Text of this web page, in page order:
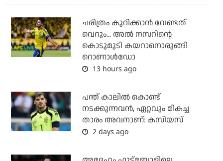
ചരിത്രം കുറിക്കാന്‍ വേണ്ടത്
വെറും... അല്‍ നസറിന്റെ
കൊടുമുടി കയറാനൊരുങ്ങി
റൊണാള്‍ഡോ
13 hours ago
പന്ത് കാലില്‍ കൊണ്ട്
നടക്കുന്നവന്‍, ഏറ്റവും മികച്ച
താരം അവനാണ്: കസിയസ്
2 days ago